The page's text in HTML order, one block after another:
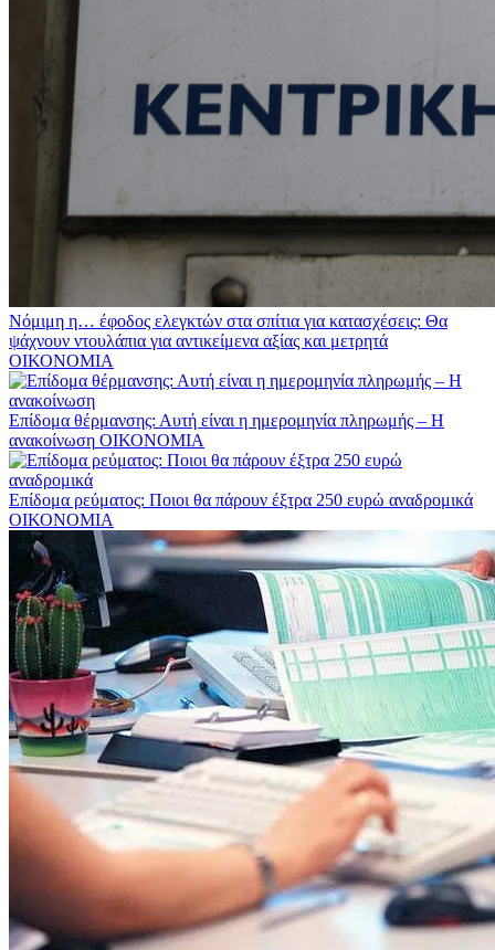
Nόμιμη η… έφοδος ελεγκτών στα σπίτια για κατασχέσεις: Θα
ψάχνουν ντουλάπια για αντικείμενα αξίας και μετρητά
ΟΙΚΟΝΟΜΙΑ
Επίδομα θέρμανσης: Αυτή είναι η ημερομηνία πληρωμής – Η
ανακοίνωση ΟΙΚΟΝΟΜΙΑ
Επίδομα ρεύματος: Ποιοι θα πάρουν έξτρα 250 ευρώ αναδρομικά
ΟΙΚΟΝΟΜΙΑ